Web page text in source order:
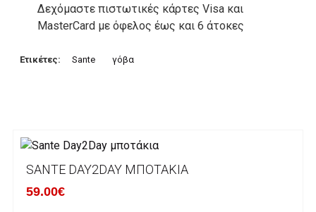
Δεχόμαστε πιστωτικές κάρτες Visa και
MasterCard με όφελος έως και 6 άτοκες
μας κατάστημα πραγρατοποιούνται μέσα από
Λογαριασμό.
κάποιον απο τους ακόλουθους τραπεζικούς
λογαριασμούς:
Ετικέτες: Sante γόβα
SANTE DAY2DAY ΜΠΟΤΆΚΙΑ
59.00€